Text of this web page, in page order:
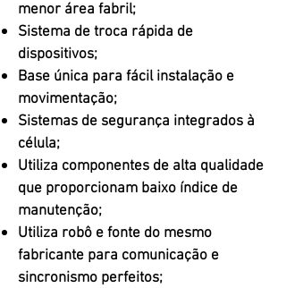
menor área fabril;
Sistema de troca rápida de
dispositivos;
Base única para fácil instalação e
movimentação;
Sistemas de segurança integrados à
célula;
Utiliza componentes de alta qualidade
que proporcionam baixo índice de
manutenção;
Utiliza robô e fonte do mesmo
fabricante para comunicação e
sincronismo perfeitos;